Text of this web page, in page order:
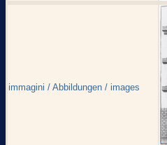
immagini / Abbildungen / images